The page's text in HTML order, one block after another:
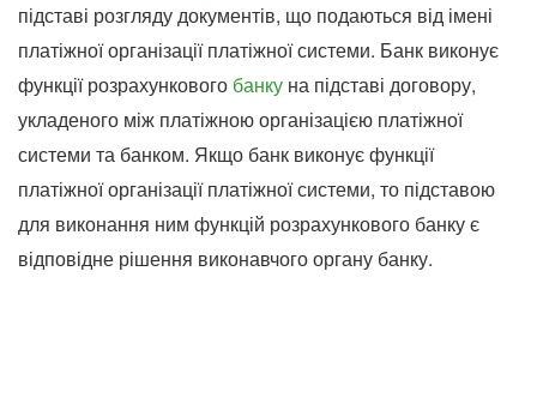
підставі розгляду документів, що подаються від імені
платіжної організації платіжної системи. Банк виконує
функції розрахункового банку на підставі договору,
укладеного між платіжною організацією платіжної
системи та банком. Якщо банк виконує функції
платіжної організації платіжної системи, то підставою
для виконання ним функцій розрахункового банку є
відповідне рішення виконавчого органу банку.